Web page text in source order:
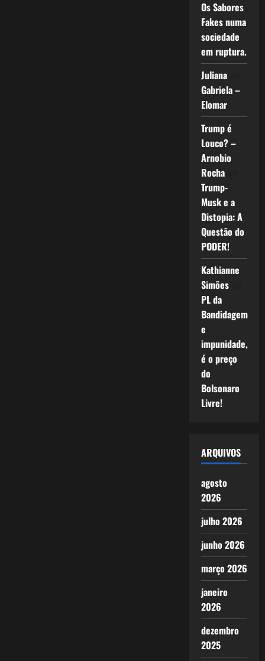
Os Sabores
Fakes numa
sociedade
em ruptura.
Julianaem
Gabriela –
Elomar
Trump é
Louco? –
Arnobio
Rochaem
Trump-
Musk e a
Distopia: A
Questão do
PODER!
Kathianne
Simõesem
PL da
Bandidagem
e
impunidade,
é o preço
do
Bolsonaro
Livre!
ARQUIVOS
agosto
2026
julho 2026
junho 2026
março 2026
janeiro
2026
dezembro
2025